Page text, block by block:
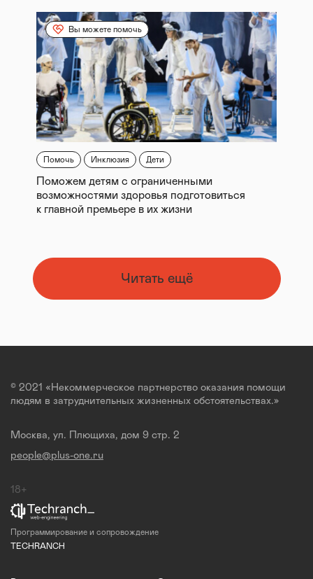
Вы можете помочь
Помочь Инклюзия Дети
Поможем детям с ограниченными
возможностями здоровья подготовиться
к главной премьере в их жизни
Читать ещё
© 2021 «Некоммерческое партнерство оказания помощи
людям в затруднительных жизненных обстоятельствах.»
Москва, ул. Плющиха, дом 9 стр. 2
people@plus-one.ru
18+
Программирование и сопровождение
TECHRANCH